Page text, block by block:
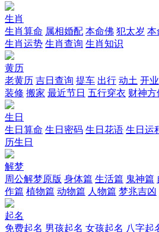
生肖
生肖算命 属相婚配 本命佛 犯太岁 本
生肖运势 生肖查询 生肖知识
黄历
老黄历 吉日查询 提车 出行 动土 开业
装修 搬家 最近节日 五行穿衣 财神方
生日
生日算命 生日密码 生日花语 生日运
历生日
解梦
周公解梦原版 身体篇 生活篇 鬼神篇
作篇 植物篇 动物篇 人物篇 梦兆吉凶
起名
免费起名 男孩起名 女孩起名 八字起